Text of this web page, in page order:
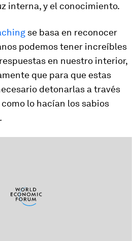
interna, y el conocimiento.
se basa en reconocer
podemos tener increíbles
en nuestro interior,
que para que estas
detonarlas a través
lo hacían los sabios